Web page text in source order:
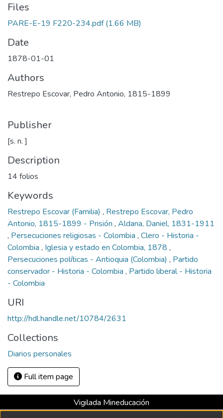
Files
PARE-E-19 F220-234.pdf(1.66 MB)
Date
1878-01-01
Authors
Restrepo Escovar, Pedro Antonio, 1815-1899
Publisher
[s. n. ]
Description
14 folios
Keywords
Restrepo Escovar (Familia) , Restrepo Escovar, Pedro
Antonio, 1815-1899 - Prisión , Aldana, Daniel, 1831-1911
, Persecuciones religiosas - Colombia , Clero - Historia -
Colombia , Iglesia y estado en Colombia, 1878 ,
Persecuciones políticas - Antioquia (Colombia) , Partido
conservador - Historia - Colombia , Partido liberal - Historia
- Colombia
URI
http://hdl.handle.net/10784/2631
Collections
Diarios personales
Full item page
Vigilada Mineducación
Universidad con Acreditación Institucional hasta 2026 -